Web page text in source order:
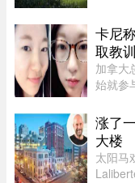
魁北
卡尼
取教训
加拿大
始就参
道，卡
但并未
涨了
大楼
太阳马